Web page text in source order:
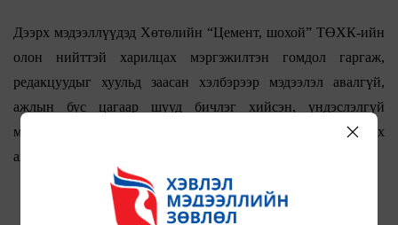
Дээрх мэдээллүүдэд Хөтөлийн “Цемент, шохой” ТӨХК-ийн
олон нийттэй харилцах мэргэжилтэн гомдол гаргаж,
редакцуудыг хуульд заасан хэлбэрээр мэдээлэл авалгүй,
ажлын бус цагаар шууд бичлэг хийсэн, үндэслэлгүй
мэдээлэл түгээсэн, байгууллагын болон холбогдох
ажилтнуудын нэр хүндэд халдсанд гомдолтой байна гэв.